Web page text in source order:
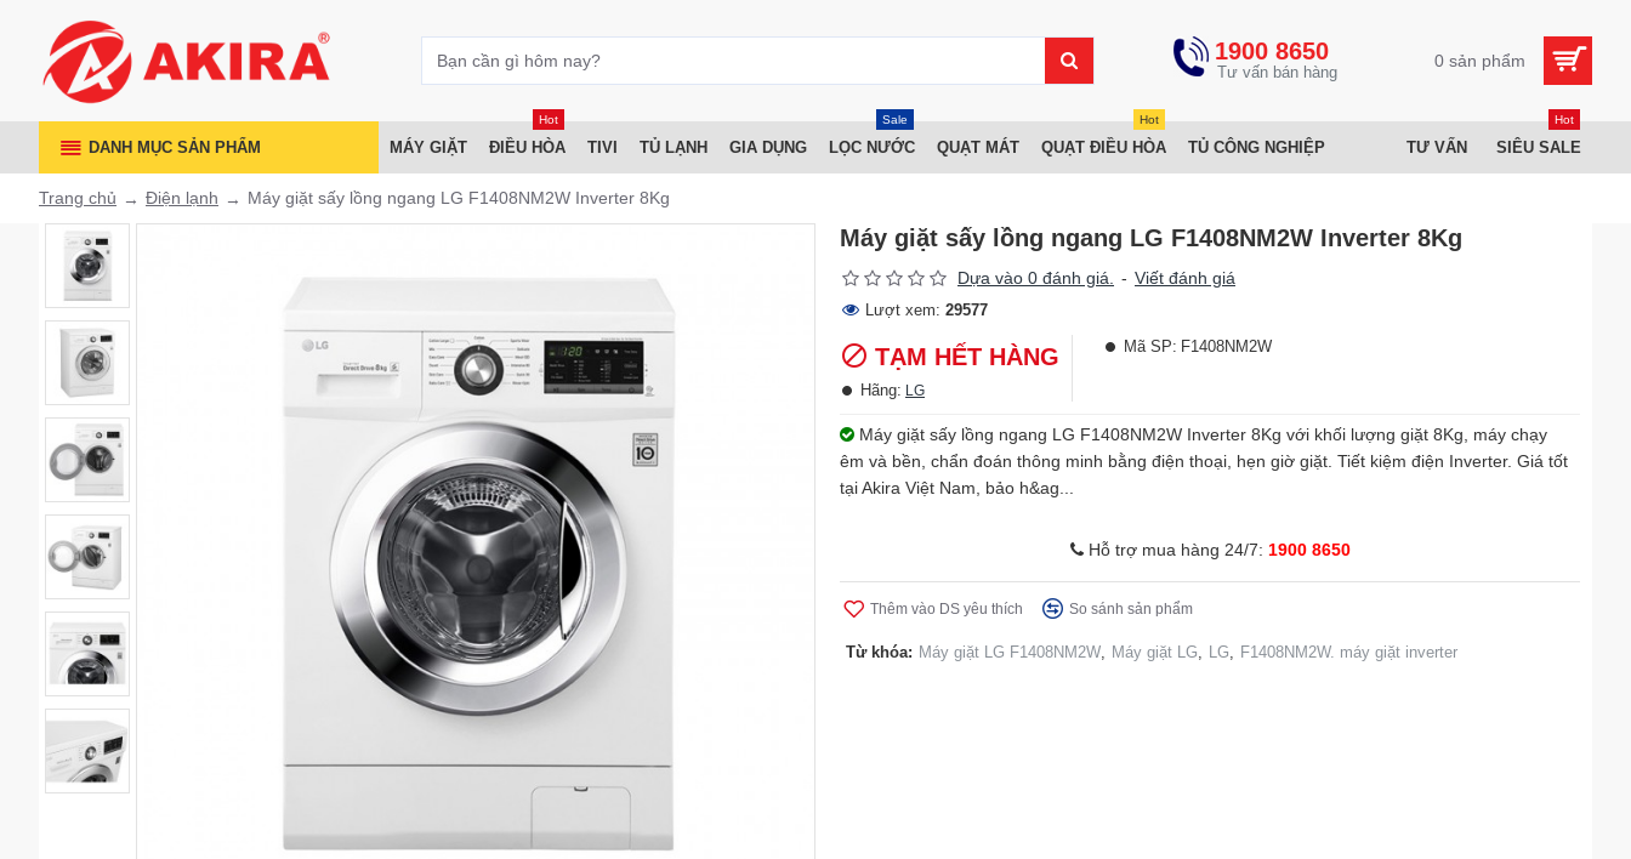
1900 8650 0 sản phẩm
DANH MỤC SẢN PHẨM MÁY GIẶT ĐIỀU HÒA
Hot
TIVI TỦ LẠNH GIA DỤNG LỌC NƯỚC
Sale
QUẠT MÁT QUẠT ĐIỀU HÒA
Hot
TỦ CÔNG NGHIỆP TƯ VẤN SIÊU SALE
Hot
Trang chủ Điện lạnh Máy giặt sấy lồng ngang LG F1408NM2W Inverter 8Kg
Máy giặt sấy lồng ngang LG F1408NM2W Inverter 8Kg
Dựa vào 0 đánh giá. - Viết đánh giá
Lượt xem: 29577
TẠM HẾT HÀNG
Hãng: LG
Mã SP: F1408NM2W
Máy giặt sấy lồng ngang LG F1408NM2W Inverter 8Kg với khối lượng giặt 8Kg, máy chạy
êm và bền, chẩn đoán thông minh bằng điện thoại, hẹn giờ giặt. Tiết kiệm điện Inverter. Giá tốt
tại Akira Việt Nam, bảo h&ag...
Hỗ trợ mua hàng 24/7: 1900 8650
Thêm vào DS yêu thích So sánh sản phẩm
Từ khóa: Máy giặt LG F1408NM2W, Máy giặt LG, LG, F1408NM2W. máy giặt inverter